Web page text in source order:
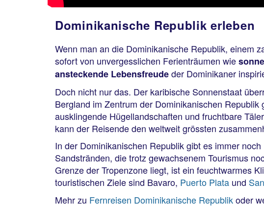
Dominikanische Republik erleben
Wenn man an die Dominikanische Republik, einem
sofort von unvergesslichen Ferienträumen wie
ansteckende Lebensfreudeder Dominikaner
Doch nicht nur das. Der karibische Sonnenstaat
Bergland im Zentrum der Dominikanischen
ausklingende Hügellandschaften und fruchtbare
kann der Reisende den weltweit grössten
In der Dominikanischen Republik gibt es immer
Sandstränden, die trotz gewachsenem Tourismus
Grenze der Tropenzone liegt, ist ein feuchtwarmes
touristischen Ziele sind Bavaro, Puerto Plata und
Mehr zu Fernreisen Dominikanische Republikoder